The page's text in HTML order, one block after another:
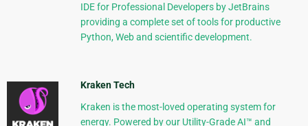
IDE for Professional Developers by JetBrains
providing a complete set of tools for productive
Python, Web and scientific development.
Kraken Tech
Kraken is the most-loved operating system for
energy. Powered by our Utility-Grade AI™ and